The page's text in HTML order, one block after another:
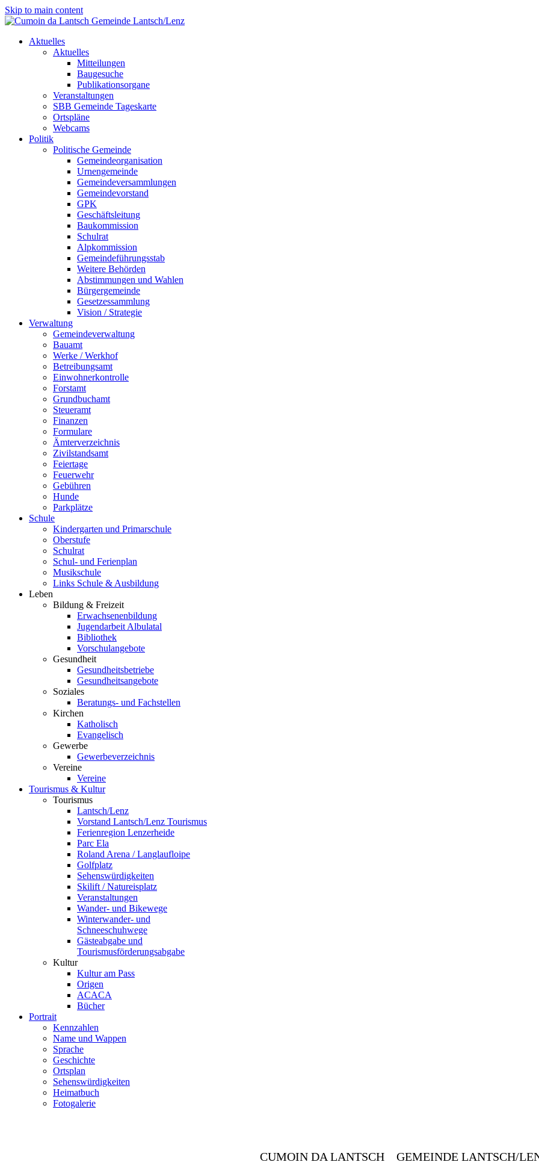
Skip to main content
Aktuelles
Aktuelles
Mitteilungen
Baugesuche
Publikationsorgane
Veranstaltungen
SBB Gemeinde Tageskarte
Ortspläne
Webcams
Politik
Politische Gemeinde
Gemeindeorganisation
Urnengemeinde
Gemeindeversammlungen
Gemeindevorstand
GPK
Geschäftsleitung
Baukommission
Schulrat
Alpkommission
Gemeindeführungsstab
Weitere Behörden
Abstimmungen und Wahlen
Bürgergemeinde
Gesetzessammlung
Vision / Strategie
Verwaltung
Gemeindeverwaltung
Bauamt
Werke / Werkhof
Betreibungsamt
Einwohnerkontrolle
Forstamt
Grundbuchamt
Steueramt
Finanzen
Formulare
Ämterverzeichnis
Zivilstandsamt
Feiertage
Feuerwehr
Gebühren
Hunde
Parkplätze
Schule
Kindergarten und Primarschule
Oberstufe
Schulrat
Schul- und Ferienplan
Musikschule
Links Schule & Ausbildung
Leben
Bildung & Freizeit
Erwachsenenbildung
Jugendarbeit Albulatal
Bibliothek
Vorschulangebote
Gesundheit
Gesundheitsbetriebe
Gesundheitsangebote
Soziales
Beratungs- und Fachstellen
Kirchen
Katholisch
Evangelisch
Gewerbe
Gewerbeverzeichnis
Vereine
Vereine
Tourismus & Kultur
Tourismus
Lantsch/Lenz
Vorstand Lantsch/Lenz Tourismus
Ferienregion Lenzerheide
Parc Ela
Roland Arena / Langlaufloipe
Golfplatz
Sehenswürdigkeiten
Skilift / Natureisplatz
Veranstaltungen
Wander- und Bikewege
Winterwander- und
Schneeschuhwege
Gästeabgabe und
Tourismusförderungsabgabe
Kultur
Kultur am Pass
Origen
ACACA
Bücher
Portrait
Kennzahlen
Name und Wappen
Sprache
Geschichte
Ortsplan
Sehenswürdigkeiten
Heimatbuch
Fotogalerie
CUMOIN DA LANTSCH GEMEINDE LANTSCH/